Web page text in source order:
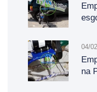
04/
na